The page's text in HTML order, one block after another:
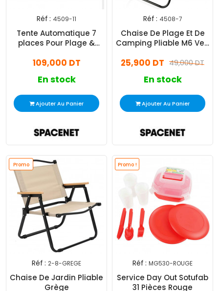
Réf : 4509-11
Tente Automatique 7
places Pour Plage &
109,000 DT
En stock
Ajouter Au Panier
Réf : 4508-7
Chaise De Plage Et De
Camping Pliable M6 Vert
49,000 DT
25,900 DT
En stock
Ajouter Au Panier
Promo
Réf : 2-8-GREGE
Chaise De Jardin Pliable
Grège
Promo !
Réf : MG530-ROUGE
Service Day Out Sotufab
31 Pièces Rouge